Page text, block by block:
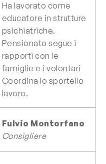
Ha lavorato come
educatore in strutture
psichiatriche.
Pensionato segue i
rapporti con le
famiglie e i volontari
Coordina lo sportello
lavoro.
Fulvio Montorfano
Consigliere